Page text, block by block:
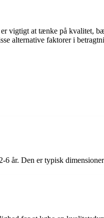
vigtigt at tænke på kvalitet,
alternative faktorer i
år. Den er typisk